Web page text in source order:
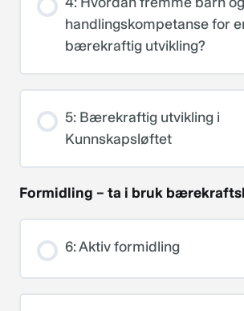
0% FULLFØRT 0/3 Steps
Podkast
Bokprat
Bokpresentasjon av forfattere
handlingskompetanse for
bærekraftig utvikling?
5: Bærekraftig utvikling i
Kunnskapsløftet
Formidling – ta i bruk
6: Aktiv formidling